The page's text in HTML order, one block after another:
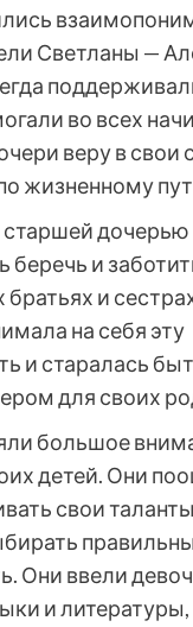
Светланы —
во всех
веру в свои
жизненному
дочерью
беречь и
и
на себя эту
и старалась
для своих
большое
детей. Они
свои
Они ввели
и литературы,